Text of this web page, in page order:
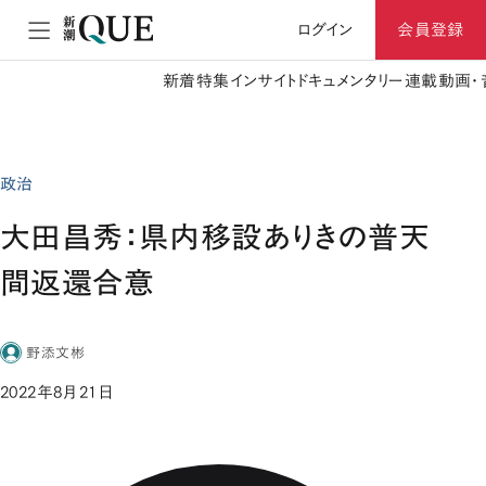
ログイン 会員登録
新着特集 インサイト ドキュメンタリー 連載動画
政治
大田昌秀：県内移設ありきの普天
間返還合意
野添文彬
2022年8月21日